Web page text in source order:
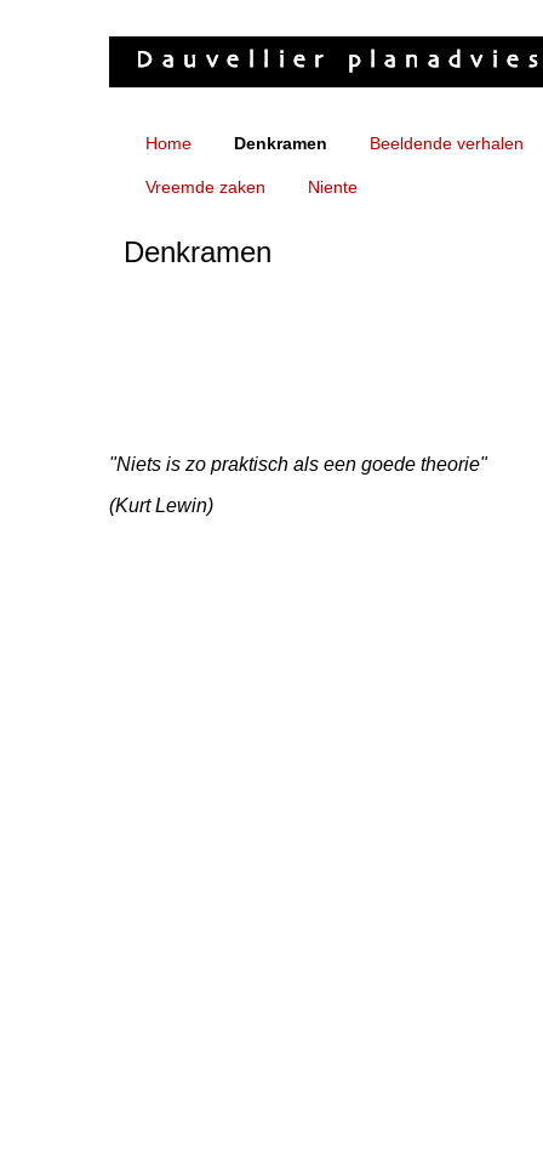
Home Denkramen Beeldende verhalen
Vreemde zaken Niente
Denkramen
"Niets is zo praktisch als een goede theorie"
(Kurt Lewin)